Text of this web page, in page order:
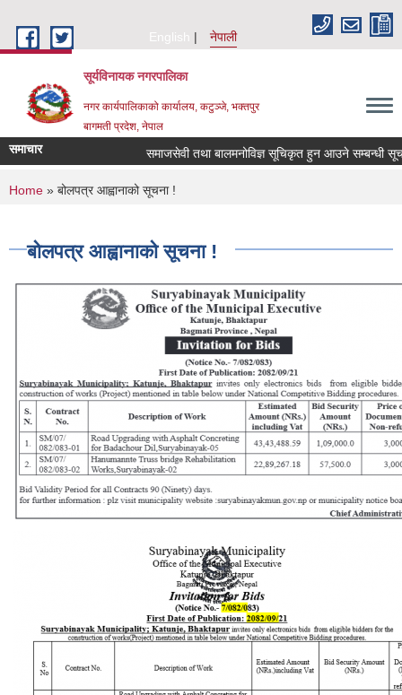
English
नेपाली
सूर्यविनायक नगरपालिका
नगर कार्यपालिकाको कार्यालय, कटुञ्जे, भक्तपुर
बागमती प्रदेश, नेपाल
समाचार समाजसेवी तथा बालमनोविज्ञ सूचिकृत हुन आउने सम्बन्धी सूचना
You are here
Home » बोलपत्र आह्वानाको सूचना !
बोलपत्र आह्वानाको सूचना !